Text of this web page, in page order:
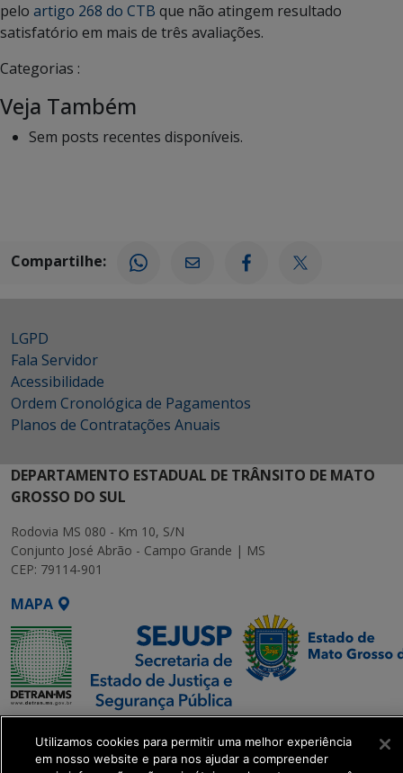
pelo artigo 268 do CTB que não atingem resultado
satisfatório em mais de três avaliações.
Categorias :
Veja Também
Sem posts recentes disponíveis.
Compartilhe:
LGPD
Fala Servidor
Acessibilidade
Ordem Cronológica de Pagamentos
Planos de Contratações Anuais
DEPARTAMENTO ESTADUAL DE TRÂNSITO DE MATO
GROSSO DO SUL
Rodovia MS 080 - Km 10, S/N
Conjunto José Abrão - Campo Grande | MS
CEP: 79114-901
MAPA
SETDIG | Secretaria-
Executiva de
Utilizamos cookies para permitir uma melhor experiência
em nosso website e para nos ajudar a compreender